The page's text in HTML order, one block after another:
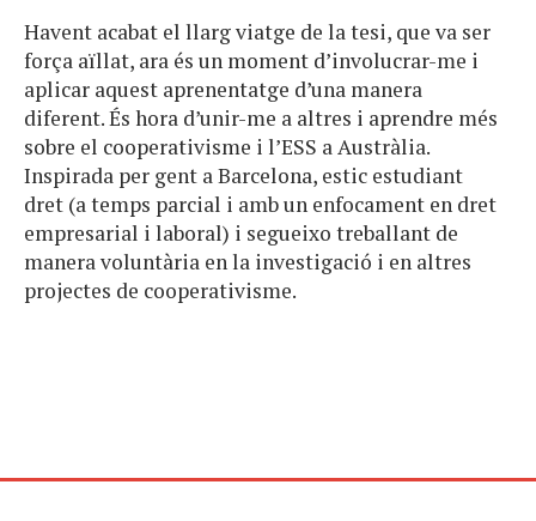
Havent acabat el llarg viatge de la tesi, que va ser
força aïllat, ara és un moment d’involucrar-me i
aplicar aquest aprenentatge d’una manera
diferent. És hora d’unir-me a altres i aprendre més
sobre el cooperativisme i l’ESS a Austràlia.
Inspirada per gent a Barcelona, ​​estic estudiant
dret (a temps parcial i amb un enfocament en dret
empresarial i laboral) i segueixo treballant de
manera voluntària en la investigació i en altres
projectes de cooperativisme.